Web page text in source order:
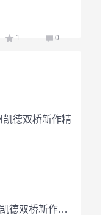
1 0
岁月轻抚 中古风情的温柔邂逅 广州凯德双桥新作精装房改造